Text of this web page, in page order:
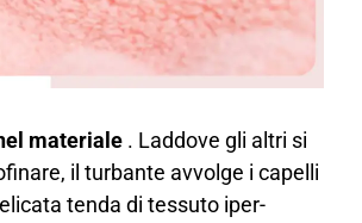
materiale. Laddove gli altri si
il turbante avvolge i capelli
tenda di tessuto iper-